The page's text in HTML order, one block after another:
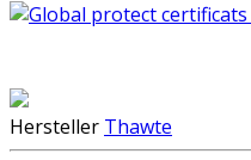
Hersteller Thawte